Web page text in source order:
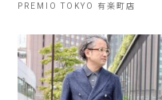
PREMIO TOKYO 有楽町店